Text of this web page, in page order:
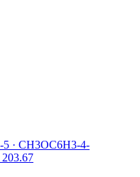
5 · CH3OC6H3-4-